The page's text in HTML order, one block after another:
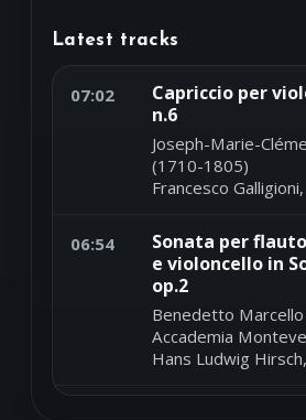
Latest tracks
07:02
Capriccio per
n.6
Joseph-Marie-
(1710-1805)
Francesco
06:54
Sonata per
e violoncello in
op.2
Benedetto
Accademia
Hans Ludwig